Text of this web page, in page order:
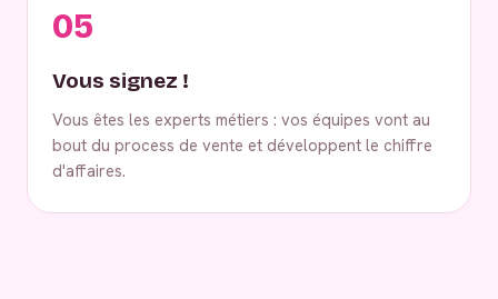
05
Vous signez !
Vous êtes les experts métiers : vos équipes vont au
bout du process de vente et développent le chiffre
d'affaires.